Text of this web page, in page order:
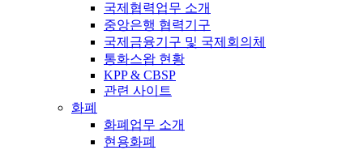
국제협력업무 소개
중앙은행 협력기구
국제금융기구 및 국제회의체
통화스왑 현황
KPP & CBSP
관련 사이트
화폐
화폐업무 소개
현용화폐